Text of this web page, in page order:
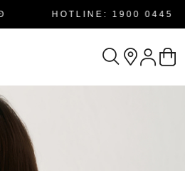
HOTLINE: 1900 0445